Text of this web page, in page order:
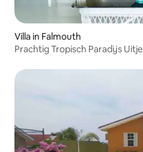
Villa in Falmouth
Prachtig Tropisch Paradijs Uitje